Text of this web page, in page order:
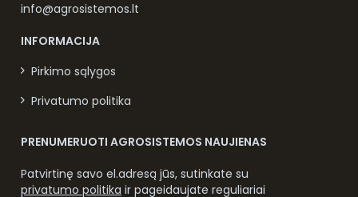
info@agrosistemos.lt
INFORMACIJA
Pirkimo sąlygos
Privatumo politika
PRENUMERUOTI AGROSISTEMOS NAUJIENAS
Patvirtinę savo el.adresą jūs, sutinkate su
privatumo politika ir pageidaujate reguliariai